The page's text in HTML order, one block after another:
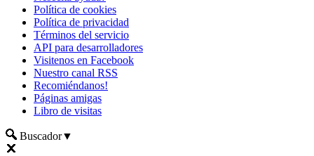
Política de cookies
Política de privacidad
Términos del servicio
API para desarrolladores
Visitenos en Facebook
Nuestro canal RSS
Recomiéndanos!
Páginas amigas
Libro de visitas
Buscador▼